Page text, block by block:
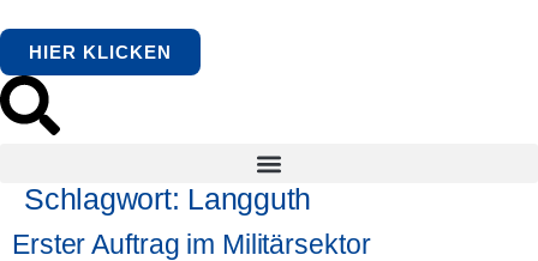
springen
HIER KLICKEN
Schlagwort: Langguth
Erster Auftrag im Militärsektor